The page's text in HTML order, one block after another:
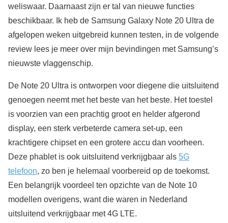
weliswaar. Daarnaast zijn er tal van nieuwe functies
beschikbaar. Ik heb de Samsung Galaxy Note 20 Ultra de
afgelopen weken uitgebreid kunnen testen, in de volgende
review lees je meer over mijn bevindingen met Samsung’s
nieuwste vlaggenschip.
De Note 20 Ultra is ontworpen voor diegene die uitsluitend
genoegen neemt met het beste van het beste. Het toestel
is voorzien van een prachtig groot en helder afgerond
display, een sterk verbeterde camera set-up, een
krachtigere chipset en een grotere accu dan voorheen.
Deze phablet is ook uitsluitend verkrijgbaar als 5G
telefoon, zo ben je helemaal voorbereid op de toekomst.
Een belangrijk voordeel ten opzichte van de Note 10
modellen overigens, want die waren in Nederland
uitsluitend verkrijgbaar met 4G LTE.